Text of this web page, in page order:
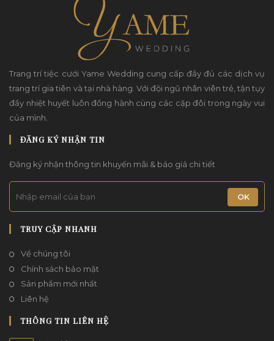
Trang trí tiệc cưới Yame Wedding cung cấp đầy đủ các dịch vụ
trang trí gia tiên và tại nhà hàng. Với đội ngũ nhân viên trẻ, tận tụy
đầy nhiệt huyết luôn đồng hành cùng các cặp đôi trong ngày vui
của mình.
ĐĂNG KÝ NHẬN TIN
Đăng ký nhận thông tin khuyến mãi & báo giá chi tiết
OK
TRUY CẬP NHANH
Về chúng tôi
Chính sách bảo mật
Sản phẩm mới nhất
Liên hệ
THÔNG TIN LIÊN HỆ